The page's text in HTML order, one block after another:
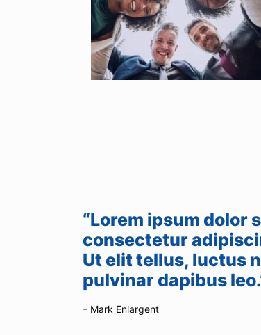
“Lorem ipsum dolor
consectetur
Ut elit tellus, luctus
pulvinar dapibus
– Mark Enlargent